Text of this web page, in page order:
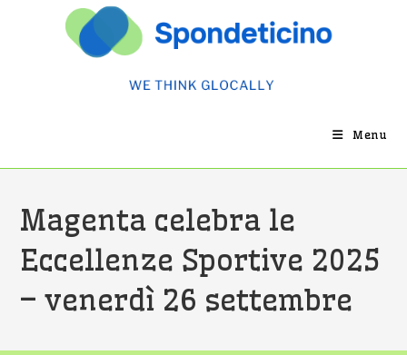
Menu
Magenta celebra le
Eccellenze Sportive 2025
– venerdì 26 settembre